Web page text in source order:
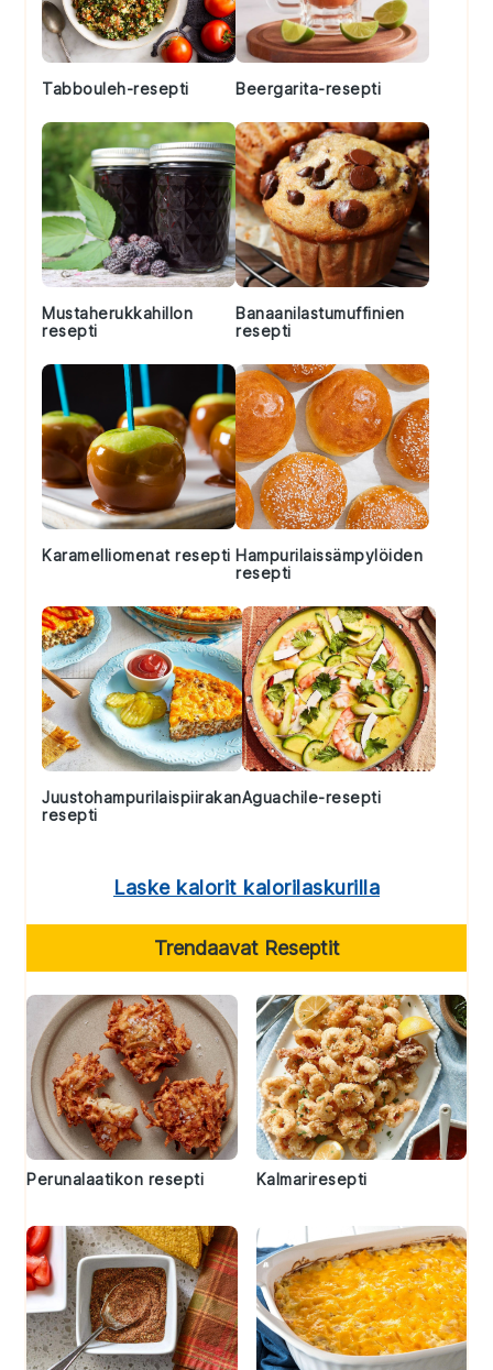
Tabbouleh-resepti Beergarita-resepti
Mustaherukkahillon
resepti
Banaanilastumuffinien
resepti
Karamelliomenat resepti Hampurilaissämpylöiden
resepti
Juustohampurilaispiirakan
resepti
Aguachile-resepti
Laske kalorit kalorilaskurilla
Trendaavat Reseptit
Perunalaatikon resepti Kalmariresepti